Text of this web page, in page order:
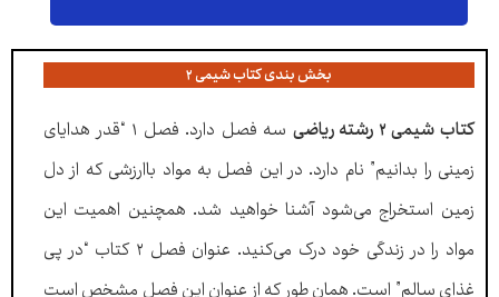
بخش بندی کتاب شیمی ۲
کتاب شیمی ۲ رشته ریاضی
سه فصل دارد. فصل ۱ “قدر هدایای
زمینی را بدانیم” نام دارد. در این فصل به مواد باارزشی که از دل
زمین استخراج می‌شود آشنا خواهید شد. همچنین اهمیت این
مواد را در زندگی خود درک می‌کنید. عنوان فصل ۲ کتاب “در پی
غذای سالم” است. همان طور که از عنوان این فصل مشخص است